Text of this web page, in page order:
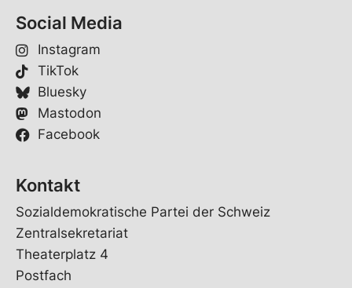
Social Media
Instagram
TikTok
Bluesky
Mastodon
Facebook
Kontakt
Sozialdemokratische Partei der Schweiz
Zentralsekretariat
Theaterplatz 4
Postfach